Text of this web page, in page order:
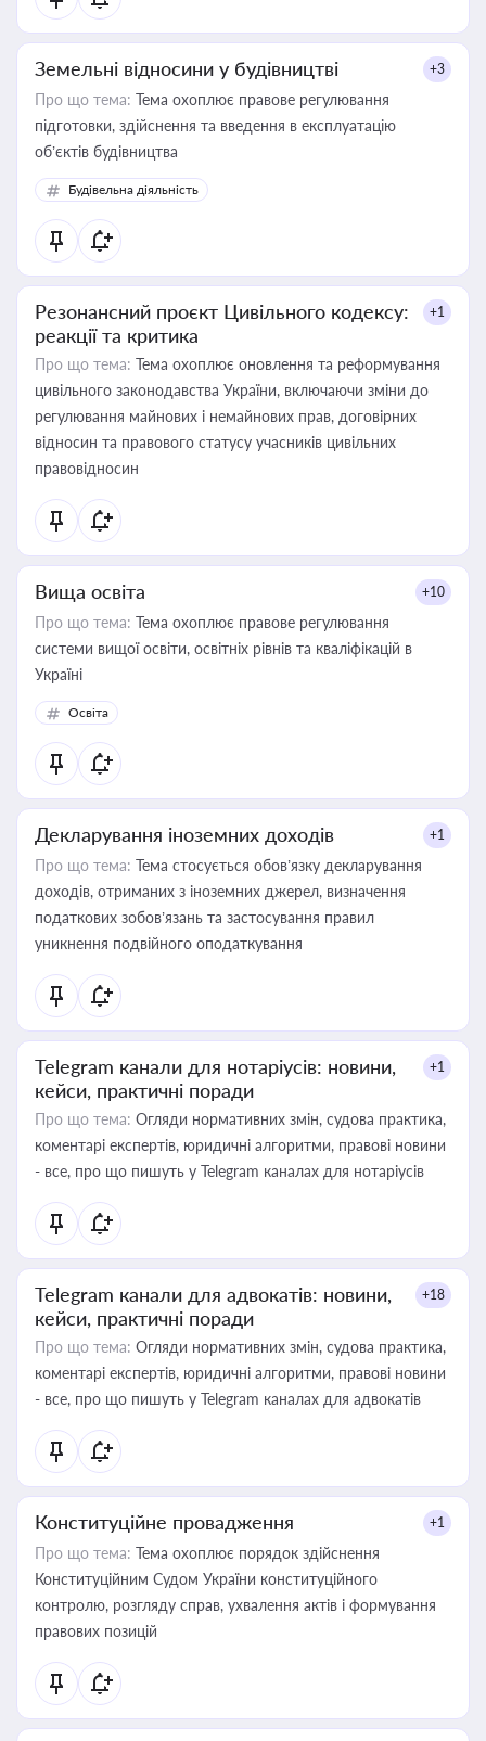
Земельні відносини у будівництві +3
Про що тема: Тема охоплює правове регулювання
підготовки, здійснення та введення в експлуатацію
об’єктів будівництва
Будівельна діяльність
Резонансний проєкт Цивільного кодексу:
реакції та критика
+1
Про що тема: Тема охоплює оновлення та реформування
цивільного законодавства України, включаючи зміни до
регулювання майнових і немайнових прав, договірних
відносин та правового статусу учасників цивільних
правовідносин
Вища освіта +10
Про що тема: Тема охоплює правове регулювання
системи вищої освіти, освітніх рівнів та кваліфікацій в
Україні
Освіта
Декларування іноземних доходів +1
Про що тема: Тема стосується обов’язку декларування
доходів, отриманих з іноземних джерел, визначення
податкових зобов’язань та застосування правил
уникнення подвійного оподаткування
Telegram канали для нотаріусів: новини,
кейси, практичні поради
+1
Про що тема: Огляди нормативних змін, судова практика,
коментарі експертів, юридичні алгоритми, правові новини
- все, про що пишуть у Telegram каналах для нотаріусів
Telegram канали для адвокатів: новини,
кейси, практичні поради
+18
Про що тема: Огляди нормативних змін, судова практика,
коментарі експертів, юридичні алгоритми, правові новини
- все, про що пишуть у Telegram каналах для адвокатів
Конституційне провадження +1
Про що тема: Тема охоплює порядок здійснення
Конституційним Судом України конституційного
контролю, розгляду справ, ухвалення актів і формування
правових позицій